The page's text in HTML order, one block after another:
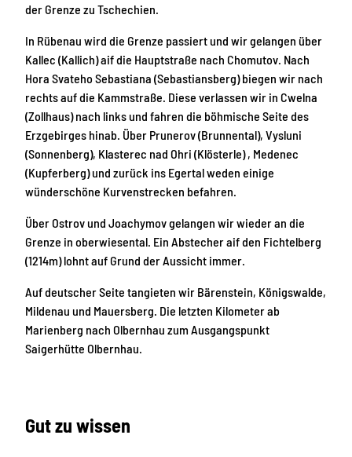
der Grenze zu Tschechien.
In Rübenau wird die Grenze passiert und wir gelangen über
Kallec (Kallich) aif die Hauptstraße nach Chomutov. Nach
Hora Svateho Sebastiana (Sebastiansberg) biegen wir nach
rechts auf die Kammstraße. Diese verlassen wir in Cwelna
(Zollhaus) nach links und fahren die böhmische Seite des
Erzgebirges hinab. Über Prunerov (Brunnental), Vysluni
(Sonnenberg), Klasterec nad Ohri (Klösterle) , Medenec
(Kupferberg) und zurück ins Egertal weden einige
wünderschöne Kurvenstrecken befahren.
Über Ostrov und Joachymov gelangen wir wieder an die
Grenze in oberwiesental. Ein Abstecher aif den Fichtelberg
(1214m) lohnt auf Grund der Aussicht immer.
Auf deutscher Seite tangieten wir Bärenstein, Königswalde,
Mildenau und Mauersberg. Die letzten Kilometer ab
Marienberg nach Olbernhau zum Ausgangspunkt
Saigerhütte Olbernhau.
Gut zu wissen